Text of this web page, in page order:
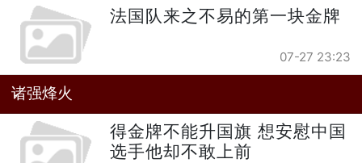
法国队来之不易的第一块金牌
07-27 23:23
诸强烽火
得金牌不能升国旗 想安慰中国
选手他却不敢上前